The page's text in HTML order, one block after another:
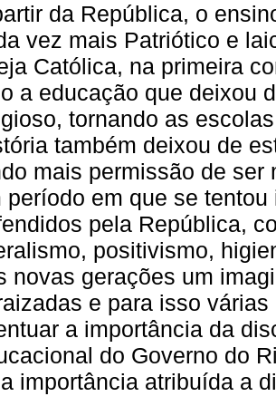
da República, o
vez mais Patriótico e
Católica, na primeira
a educação que deixou
tornando as
também deixou de
mais permissão de
período em que se
pela República,
positivismo,
novas gerações um
e para isso
a importância da
do Governo do
importância atribuída a